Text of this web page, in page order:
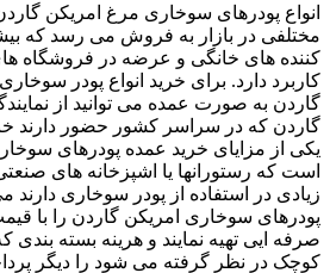
انواع پودرهای سوخاری مرغ امریکن
مختلفی در بازار به فروش می رسد که
کننده های خانگی و عرضه در فروشگاه
کاربرد دارد. برای خرید انواع پودر
گاردن به صورت عمده می توانید از
گاردن که در سراسر کشور حضور دارند
یکی از مزایای خرید عمده پودرهای
است که رستورانها یا اشپزخانه های
زیادی در استفاده از پودر سوخاری دارند می
پودرهای سوخاری امریکن گاردن را با
صرفه ایی تهیه نمایند و هرینه بسته بندی
کوچک در نظر گرفته می شود را دیگر